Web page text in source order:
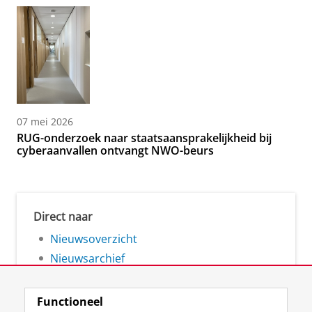
07 mei 2026
RUG-onderzoek naar staatsaansprakelijkheid bij
cyberaanvallen ontvangt NWO-beurs
Direct naar
Nieuwsoverzicht
Nieuwsarchief
Functioneel